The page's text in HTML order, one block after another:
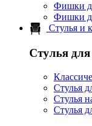
Фишки
Фишки
Стулья и
Стулья
Стулья
Стулья
Стулья